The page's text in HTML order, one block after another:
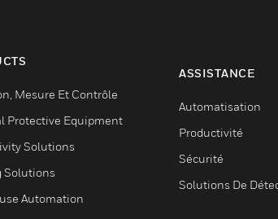
Mesure Et Contrôle
Protective Equipment
Solutions
Solutions
Automation
ASSISTANCE
Automatisation
Productivité
Sécurité
Solutions De